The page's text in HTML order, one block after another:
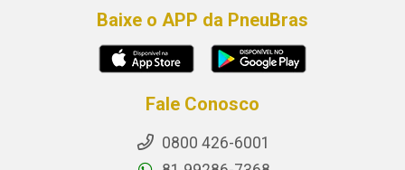
Baixe o APP da PneuBras
Fale Conosco
0800 426-6001